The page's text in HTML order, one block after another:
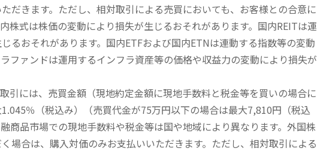
だきます。ただし、相対取引による売買においても、お客様との合意に
株式は株価の変動により損失が生じるおそれがあります。国内REITは運
るおそれがあります。国内ETFおよび国内ETNは連動する指数等の変動
ファンドは運用するインフラ資産等の価格や収益力の変動により損失が
引には、売買金額（現地約定金額に現地手数料と税金等を買いの場合に
％（税込み）（売買代金が75万円以下の場合は最大7,810円（税込
商品市場での現地手数料や税金等は国や地域により異なります。外国株
場合は、購入対価のみお支払いいただきます。ただし、相対取引による